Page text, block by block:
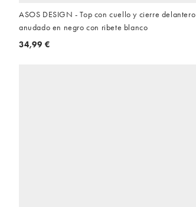
ASOS DESIGN - Top con cuello y cierre delantero
anudado en negro con ribete blanco
34,99 €